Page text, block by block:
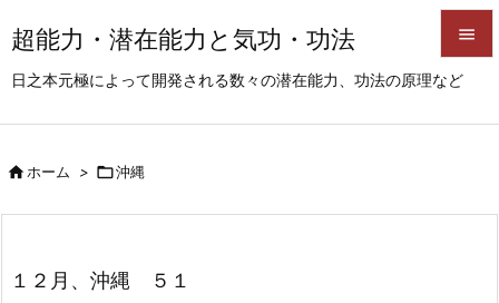
超能力・潜在能力と気功・功法
日之本元極によって開発される数々の潜在能力、功法の原理など


前へ
ホーム > 沖縄
１２月、沖縄 ５１